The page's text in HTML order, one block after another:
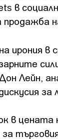
в
ирония
Лейн,
в цената
за